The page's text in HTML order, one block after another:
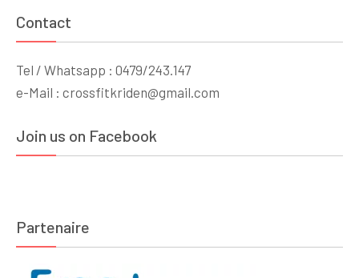
Contact
Tel / Whatsapp : 0479/243.147
e-Mail : crossfitkriden@gmail.com
Join us on Facebook
Partenaire